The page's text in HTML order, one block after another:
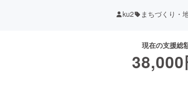
ku2 まちづくり・
現在の支援総
38,000